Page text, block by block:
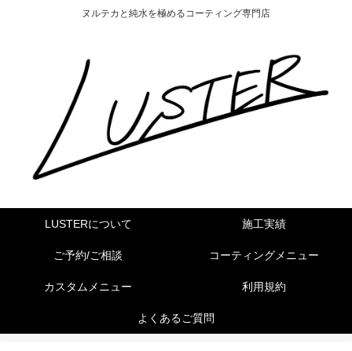
ヌルテカと純水を極めるコーティング専門店
LUSTERについて 施工実績
ご予約/ご相談 コーティングメニュー
カスタムメニュー 利用規約
よくあるご質問